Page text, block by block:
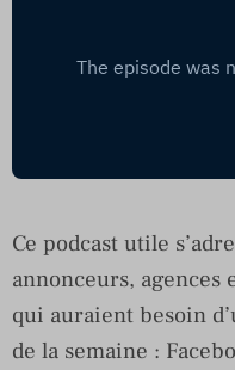
Ce podcast utile
annonceurs,
qui auraient besoin
de la semaine :